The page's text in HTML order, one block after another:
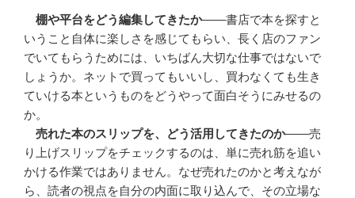
棚や平台をどう編集してきたか――書店で本を探すと
いうこと自体に楽しさを感じてもらい、長く店のファン
でいてもらうためには、いちばん大切な仕事ではないで
しょうか。ネットで買ってもいいし、買わなくても生き
ていける本というものをどうやって面白そうにみせるの
か。
売れた本のスリップを、どう活用してきたのか――売
り上げスリップをチェックするのは、単に売れ筋を追い
かける作業ではありません。なぜ売れたのかと考えなが
ら、読者の視点を自分の内面に取り込んで、その立場な